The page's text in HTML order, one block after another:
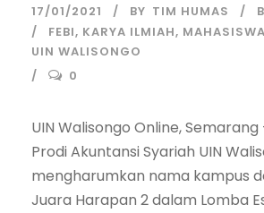
17/01/2021 BY TIM HUMAS
FEBI, KARYA ILMIAH, MAHASISWA
UIN WALISONGO
0
UIN Walisongo Online,
Prodi Akuntansi Syariah UIN
mengharumkan nama kampus
Juara Harapan 2 dalam Lomba